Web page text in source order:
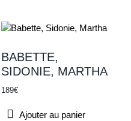
BABETTE,
SIDONIE, MARTHA
189€
Ajouter au panier